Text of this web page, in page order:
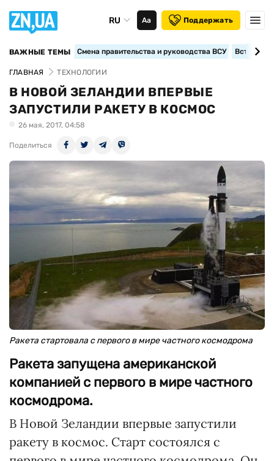
RU Аа Поддержать
ВАЖНЫЕ ТЕМЫ Смена правительства и руководства ВСУ
ГЛАВНАЯ ТЕХНОЛОГИИ
В НОВОЙ ЗЕЛАНДИИ ВПЕРВЫЕ
ЗАПУСТИЛИ РАКЕТУ В КОСМОС
26 мая, 2017, 04:58
Поделиться
Ракета стартовала с первого в мире частного космодрома
Ракета запущена американской
компанией с первого в мире частного
космодрома.
В Новой Зеландии впервые запустили
ракету в космос. Старт состоялся с